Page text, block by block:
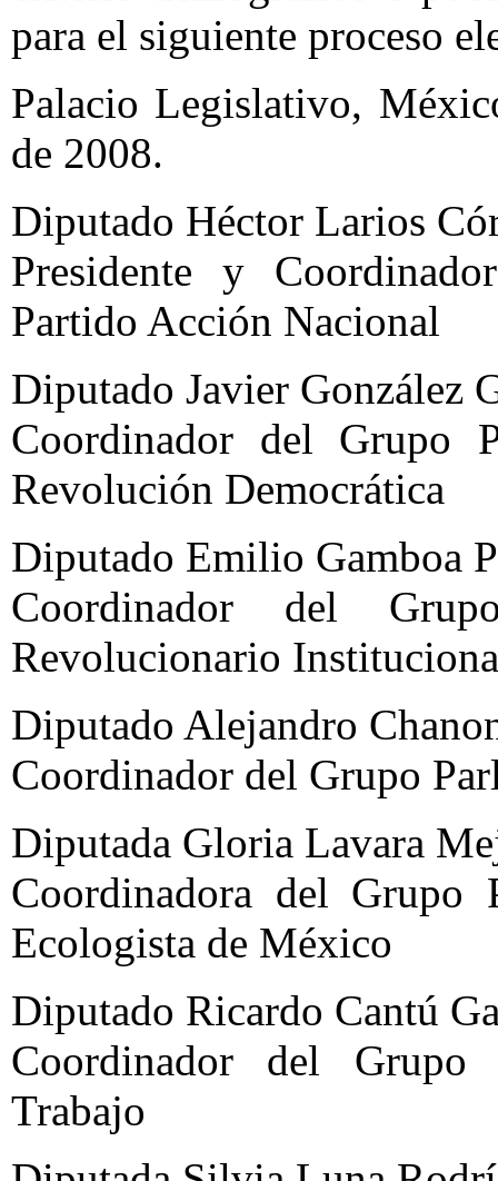
para el siguiente proceso
Palacio Legislativo,
de 2008.
Diputado Héctor Larios
Presidente y
Partido Acción Nacional
Diputado Javier González
Coordinador del Grupo
Revolución Democrática
Diputado Emilio Gamboa
Coordinador del
Revolucionario
Diputado Alejandro
Coordinador del Grupo
Diputada Gloria Lavara
Coordinadora del Grupo
Ecologista de México
Diputado Ricardo Cantú
Coordinador del Grupo
Trabajo